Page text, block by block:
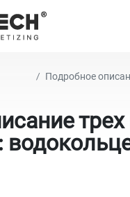
Подробное